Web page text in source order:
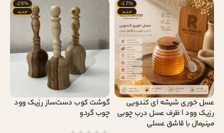
-17%
جدید
عسل خوری شیشه ای کندویی
رزیک وود | ظرف عسل درب چوبی
مینیمال با قاشق عسلی
-26%
جدید
گوشت کوب دست‌ساز رزیک وود
چوب گردو